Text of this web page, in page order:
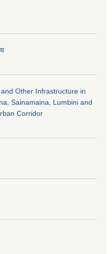
Other Infrastructure in
Sainamaina, Lumbini and
Corridor